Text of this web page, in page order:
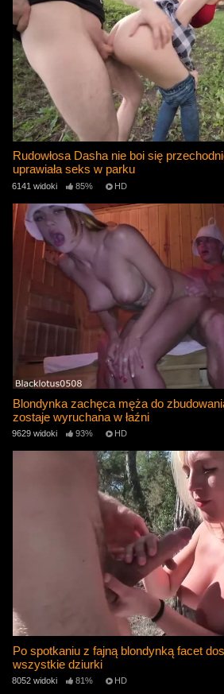
Rudowłosa Dasha nie boi się
uprawiała seks w parku
6141 widoki 85% HD
Blondynka zachęca męża do
zostaje wyruchana w łaźni
9629 widoki 93% HD
Po spotkaniu z fajną blondynką facet
wszystkie dziurki
8052 widoki 81% HD